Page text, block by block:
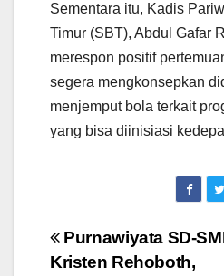
Sementara itu, Kadis
Timur (SBT), Abdul Gafar
merespon positif
segera mengkonsepkan
menjemput bola terkait
yang bisa diinisiasi
Navigasi
Purnawiyata SD-
Kristen Rehoboth,